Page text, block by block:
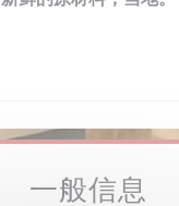
一般信息